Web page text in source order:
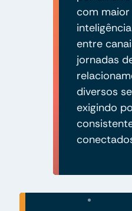
com
entre
jornadas
diversos
exigindo